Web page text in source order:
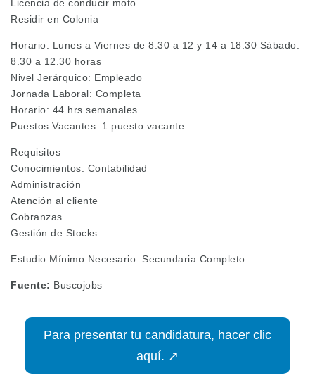
Licencia de conducir moto
Residir en Colonia
Horario: Lunes a Viernes de 8.30 a 12 y 14 a 18.30 Sábado:
8.30 a 12.30 horas
Nivel Jerárquico: Empleado
Jornada Laboral: Completa
Horario: 44 hrs semanales
Puestos Vacantes: 1 puesto vacante
Requisitos
Conocimientos: Contabilidad
Administración
Atención al cliente
Cobranzas
Gestión de Stocks
Estudio Mínimo Necesario: Secundaria Completo
Fuente: Buscojobs
Para presentar tu candidatura, hacer clic
aquí. ↗